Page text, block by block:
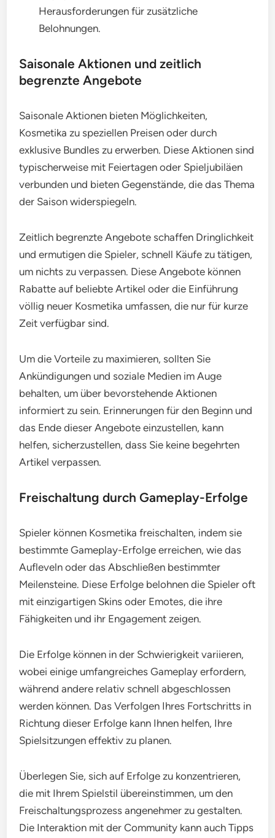
Herausforderungen für zusätzliche
Belohnungen.
Saisonale Aktionen und zeitlich
begrenzte Angebote
Saisonale Aktionen bieten Möglichkeiten,
Kosmetika zu speziellen Preisen oder durch
exklusive Bundles zu erwerben. Diese Aktionen sind
typischerweise mit Feiertagen oder Spieljubiläen
verbunden und bieten Gegenstände, die das Thema
der Saison widerspiegeln.
Zeitlich begrenzte Angebote schaffen Dringlichkeit
und ermutigen die Spieler, schnell Käufe zu tätigen,
um nichts zu verpassen. Diese Angebote können
Rabatte auf beliebte Artikel oder die Einführung
völlig neuer Kosmetika umfassen, die nur für kurze
Zeit verfügbar sind.
Um die Vorteile zu maximieren, sollten Sie
Ankündigungen und soziale Medien im Auge
behalten, um über bevorstehende Aktionen
informiert zu sein. Erinnerungen für den Beginn und
das Ende dieser Angebote einzustellen, kann
helfen, sicherzustellen, dass Sie keine begehrten
Artikel verpassen.
Freischaltung durch Gameplay-Erfolge
Spieler können Kosmetika freischalten, indem sie
bestimmte Gameplay-Erfolge erreichen, wie das
Aufleveln oder das Abschließen bestimmter
Meilensteine. Diese Erfolge belohnen die Spieler oft
mit einzigartigen Skins oder Emotes, die ihre
Fähigkeiten und ihr Engagement zeigen.
Die Erfolge können in der Schwierigkeit variieren,
wobei einige umfangreiches Gameplay erfordern,
während andere relativ schnell abgeschlossen
werden können. Das Verfolgen Ihres Fortschritts in
Richtung dieser Erfolge kann Ihnen helfen, Ihre
Spielsitzungen effektiv zu planen.
Überlegen Sie, sich auf Erfolge zu konzentrieren,
die mit Ihrem Spielstil übereinstimmen, um den
Freischaltungsprozess angenehmer zu gestalten.
Die Interaktion mit der Community kann auch Tipps